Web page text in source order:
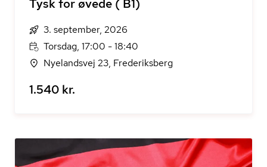
Tysk for øvede ( B1)
3. september, 2026
Torsdag, 17:00 - 18:40
Nyelandsvej 23, Frederiksberg
1.540 kr.